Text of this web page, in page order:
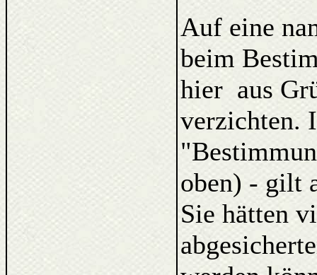
Auf eine
beim
hier aus
verzichten.
oben) - gilt
Sie hätten